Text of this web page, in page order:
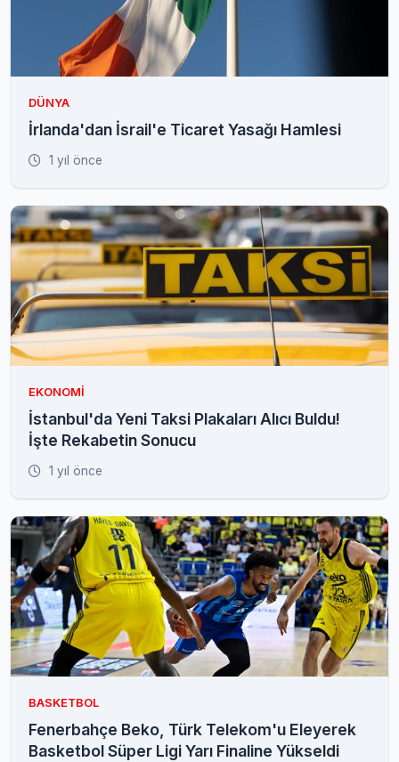
DÜNYA
İrlanda'dan İsrail'e Ticaret Yasağı Hamlesi
1 yıl önce
EKONOMI
İstanbul'da Yeni Taksi Plakaları Alıcı Buldu!
İşte Rekabetin Sonucu
1 yıl önce
BASKETBOL
Fenerbahçe Beko, Türk Telekom'u Eleyerek
Basketbol Süper Ligi Yarı Finaline Yükseldi